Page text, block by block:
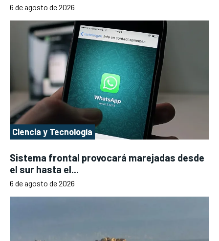
6 de agosto de 2026
Ciencia y Tecnología
Sistema frontal provocará marejadas desde
el sur hasta el...
6 de agosto de 2026